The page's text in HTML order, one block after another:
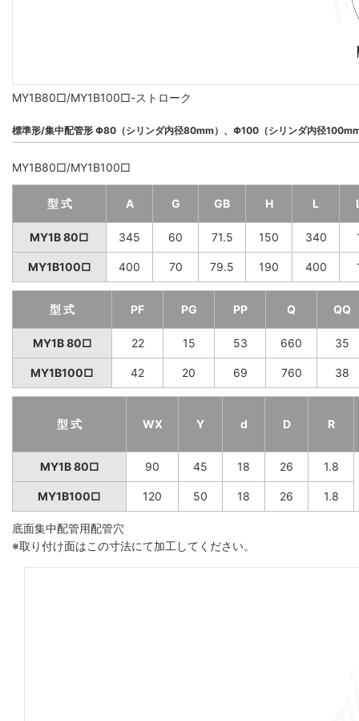
MY1B80□/MY1B100□-ストローク
標準形/集中配管形 Φ80（シリンダ内径80mm）、Φ100（シリンダ内径
MY1B80□/MY1B100□
型 式 A G GB H L
MY1B 80□ 345 60 71.5 150 340
MY1B100□ 400 70 79.5 190 400
型 式 PF PG PP Q QQ
MY1B 80□ 22 15 53 660 35
MY1B100□ 42 20 69 760 38
型 式 WX Y d D R
MY1B 80□ 90 45 18 26 1.8
MY1B100□ 120 50 18 26 1.8
底面集中配管用配管穴
※取り付け面はこの寸法にて加工してください。